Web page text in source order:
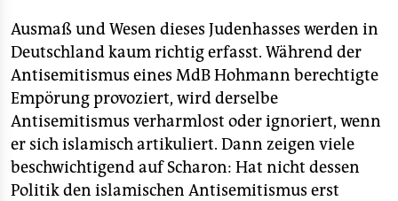
epaper login
Ausmaß und Wesen dieses Judenhasses werden in
Deutschland kaum richtig erfasst. Während der
Antisemitismus eines MdB Hohmann berechtigte
Empörung provoziert, wird derselbe
Antisemitismus verharmlost oder ignoriert, wenn
er sich islamisch artikuliert. Dann zeigen viele
beschwichtigend auf Scharon: Hat nicht dessen
Politik den islamischen Antisemitismus erst